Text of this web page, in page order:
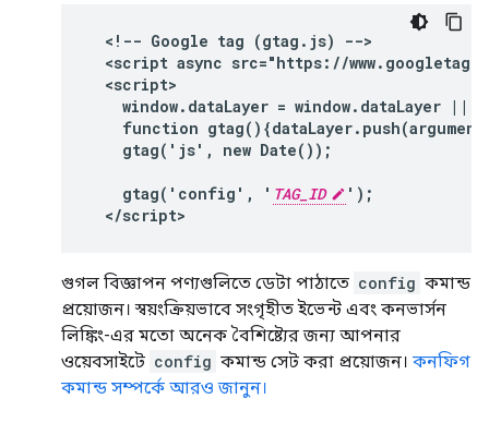
<!-- Google tag (gtag.js) -->
<script async src="https://
  <script>
window.dataLayer = window.dataLayer ||
function
    gtag('js', new Date());
    gtag('config', '
TAG_ID
');
  </script>
গুগল বিজ্ঞাপন পণ্যগুলিতে ডেটা পাঠাতে config কমান্ড
প্রয়োজন। স্বয়ংক্রিয়ভাবে সংগৃহীত ইভেন্ট এবং কনভার্সন
লিঙ্কিং-এর মতো অনেক বৈশিষ্ট্যের জন্য আপনার
ওয়েবসাইটে config কমান্ড সেট করা প্রয়োজন। কনফিগ
কমান্ড সম্পর্কে আরও জানুন।